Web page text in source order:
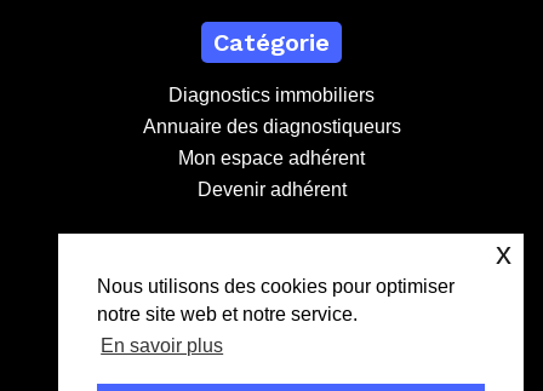
Catégorie
Diagnostics immobiliers
Annuaire des diagnostiqueurs
Mon espace adhérent
Devenir adhérent
contact@lebdd.fr
04 81 09 71 90
Nous utilisons des cookies pour optimiser
notre site web et notre service.
En savoir plus
x